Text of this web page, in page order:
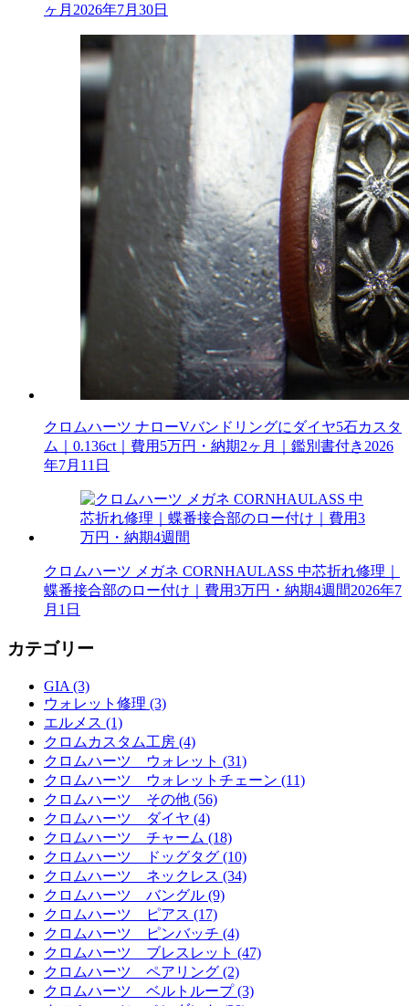
ヶ月 2026年7月30日
クロムハーツ ナローVバンドリングにダイヤ5石カスタ
ム｜0.136ct｜費用5万円・納期2ヶ月｜鑑別書付き 2026
年7月11日
クロムハーツ メガネ CORNHAULASS 中芯折れ修理｜
蝶番接合部のロー付け｜費用3万円・納期4週間2026年7
月1日
カテゴリー
GIA (3)
ウォレット修理 (3)
エルメス (1)
クロムカスタム工房 (4)
クロムハーツ ウォレット (31)
クロムハーツ ウォレットチェーン (11)
クロムハーツ その他 (56)
クロムハーツ ダイヤ (4)
クロムハーツ チャーム (18)
クロムハーツ ドッグタグ (10)
クロムハーツ ネックレス (34)
クロムハーツ バングル (9)
クロムハーツ ピアス (17)
クロムハーツ ピンバッチ (4)
クロムハーツ ブレスレット (47)
クロムハーツ ペアリング (2)
クロムハーツ ベルトループ (3)